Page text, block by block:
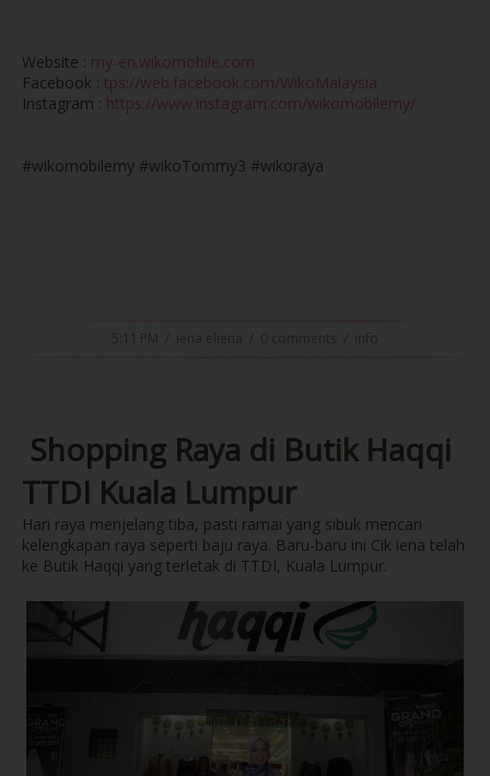
Website : my-en.wikomobile.com
Facebook : tps://web.facebook.com/WikoMalaysia
Instagram : https://www.instagram.com/wikomobilemy/
#wikomobilemy #wikoTommy3 #wikoraya
Shopping Raya di Butik Haqqi
TTDI Kuala Lumpur
Hari raya menjelang tiba, pasti ramai yang sibuk mencari
kelengkapan raya seperti baju raya. Baru-baru ini Cik iena telah
ke Butik Haqqi yang terletak di TTDI, Kuala Lumpur.